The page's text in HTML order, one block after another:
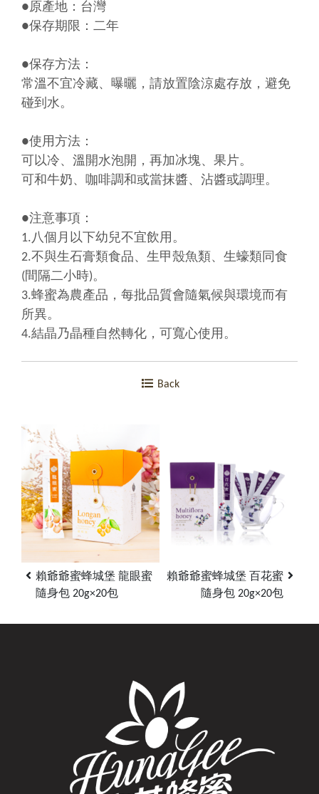
●原產地：台灣
●保存期限：二年
●保存方法：
常溫不宜冷藏、曝曬，請放置陰涼處存放，避免
碰到水。
●使用方法：
可以冷、溫開水泡開，再加冰塊、果片。
可和牛奶、咖啡調和或當抹醬、沾醬或調理。
●注意事項：
1.八個月以下幼兒不宜飲用。
2.不與生石膏類食品、生甲殼魚類、生蠔類同食
(間隔二小時)。
3.蜂蜜為農產品，每批品質會隨氣候與環境而有
所異。
4.結晶乃晶種自然轉化，可寬心使用。
Back
賴爺爺蜜蜂城堡 龍眼蜜
隨身包 20g×20包
賴爺爺蜜蜂城堡 百花蜜
隨身包 20g×20包